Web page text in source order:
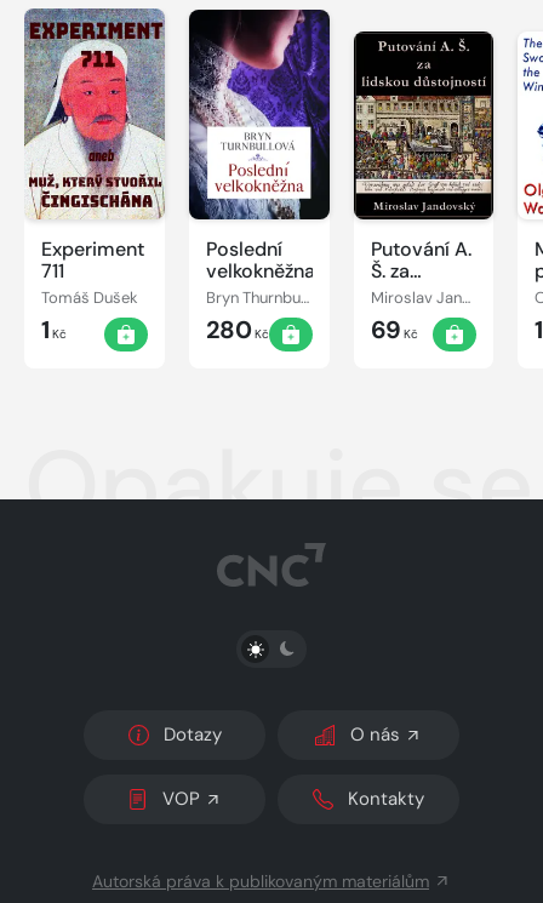
Experiment
711
Tomáš Dušek
1 Kč
Poslední
velkokněžna
Bryn Thurnbullová
280Kč
Putování A.
Š. za
lidskou
důstojností
Miroslav Jandovský
69 Kč
Opakuje
PŘEPNOUT SVĚTLÝ/TMAVÝ REŽIM
Dotazy O nás
VOP Kontakty
Autorská práva k publikovaným materiálům